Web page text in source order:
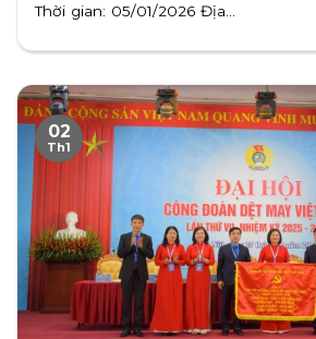
Thời gian: 05/01/2026 Địa...
02
Th1